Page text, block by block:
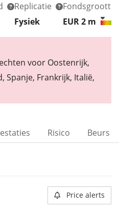
Replicatie
Fysiek
Fondsgrootte
EUR 2 m
voor Oostenrijk,
Spanje, Frankrijk, Italië,
Risico Beurs
Price alerts